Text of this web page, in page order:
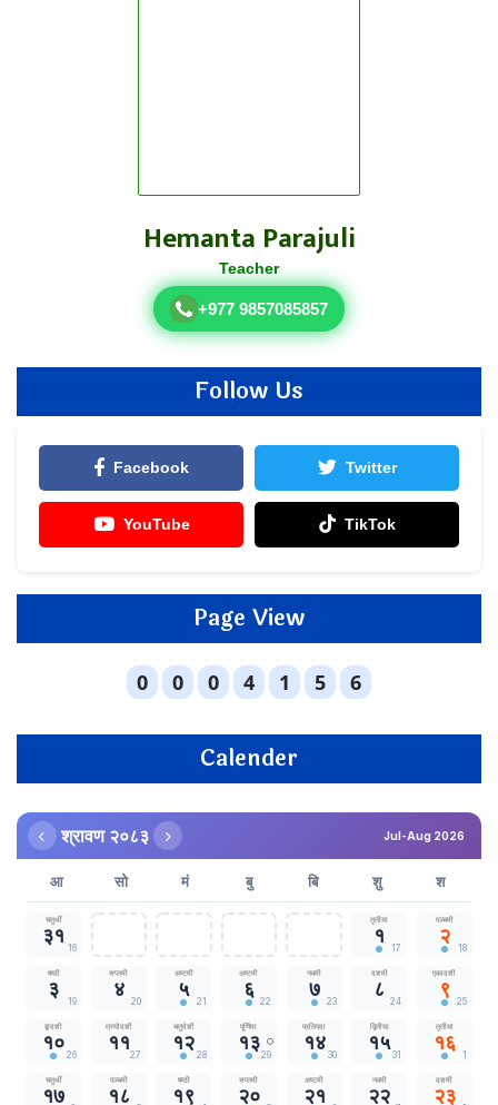
Hemanta Parajuli
Teacher
+977 9857085857
Follow Us
Facebook Twitter
YouTube TikTok
Page View
Calender